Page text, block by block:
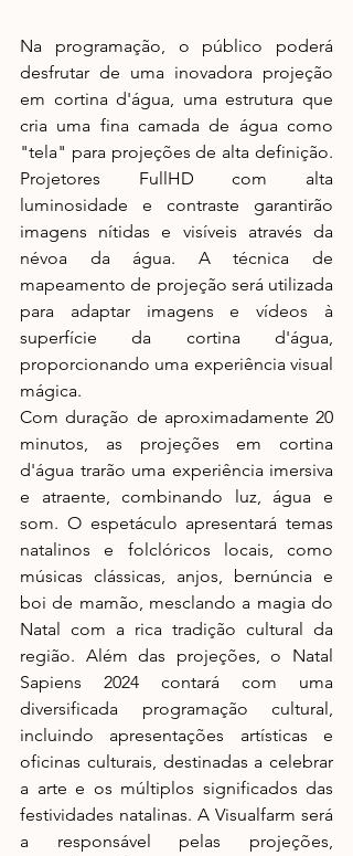
Na programação, o público poderá
desfrutar de uma inovadora projeção
em cortina d'água, uma estrutura que
cria uma fina camada de água como
"tela" para projeções de alta definição.
Projetores FullHD com alta
luminosidade e contraste garantirão
imagens nítidas e visíveis através da
névoa da água. A técnica de
mapeamento de projeção será utilizada
para adaptar imagens e vídeos à
superfície da cortina d'água,
proporcionando uma experiência visual
mágica.
Com duração de aproximadamente 20
minutos, as projeções em cortina
d'água trarão uma experiência imersiva
e atraente, combinando luz, água e
som. O espetáculo apresentará temas
natalinos e folclóricos locais, como
músicas clássicas, anjos, bernúncia e
boi de mamão, mesclando a magia do
Natal com a rica tradição cultural da
região. Além das projeções, o Natal
Sapiens 2024 contará com uma
diversificada programação cultural,
incluindo apresentações artísticas e
oficinas culturais, destinadas a celebrar
a arte e os múltiplos significados das
festividades natalinas. A Visualfarm será
a responsável pelas projeções,